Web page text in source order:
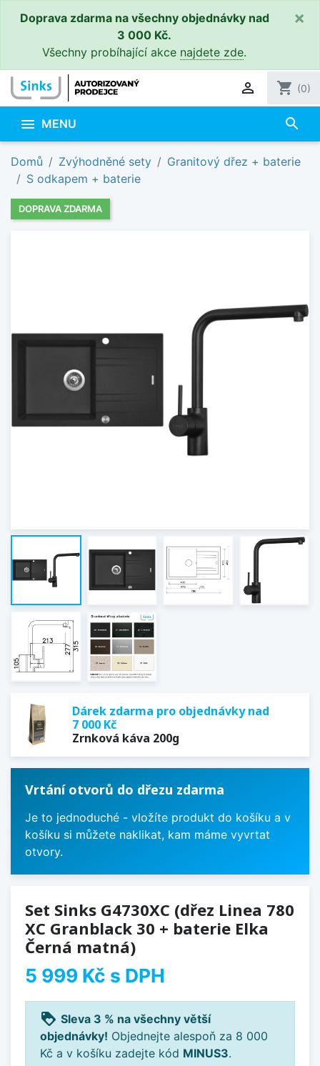
Doprava zdarma na všechny objednávky nad
3 000 Kč.
Všechny probíhající akce najdete zde.
×
 shopping_cart (0)
 MENU search
Domů Zvýhodněné sety
Granitový dřez + baterie
S odkapem + baterie
DOPRAVA ZDARMA
Dárek zdarma pro objednávky nad
7 000 Kč
Zrnková káva 200g
Vrtání otvorů do dřezu zdarma
Je to jednoduché - vložíte produkt do košíku a v
košíku si můžete naklikat, kam máme vyvrtat
otvory.
Set Sinks G4730XC (dřez Linea 780
XC Granblack 30 + baterie Elka
Černá matná)
5 999 Kč s DPH
loyalty Sleva 3 % na všechny větší
objednávky! Objednejte alespoň za 8 000
Kč a v košíku zadejte kód MINUS3.